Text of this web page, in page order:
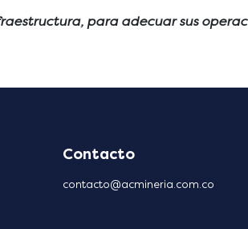
para adecuar sus
Contacto
contacto@acmineria.com.co